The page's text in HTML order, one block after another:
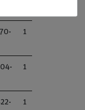
1
1
1